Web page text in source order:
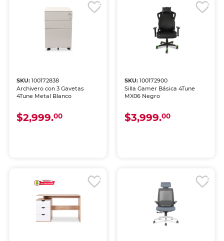
SKU:100172838
Archivero con 3 Gavetas
4Tune Metal Blanco
$2,999.00
SKU: 100172900
Silla Gamer Básica 4Tune
MX06 Negro
$3,999.00